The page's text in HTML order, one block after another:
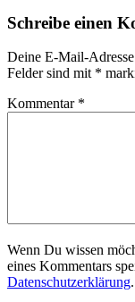
Schreibe einen
Deine E-Mail-
Felder sind mit *
Kommentar *
Wenn Du wissen
eines Kommentars
Datenschutzerklärung.